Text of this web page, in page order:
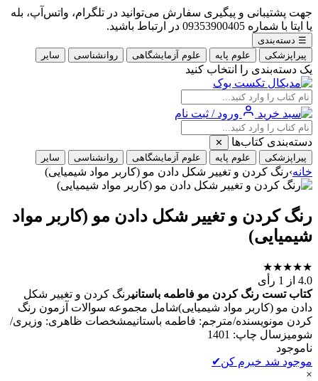
جهت پشتیبانی و پیگیری سفارش می‌توانید در تلگرام، واتس‌آپ، بله
یا ایتا با شماره 09353900405 در ارتباط باشید.
☰ دسته‌بندی
پیراپزشکی
علوم پایه علوم آزمایشگاهی روانشناسی سایر
یک دسته‌بندی را انتخاب کنید
ورود / ثبت نام
دسته‌بندی کتاب‌ها
✕
پیراپزشکی
علوم پایه علوم آزمایشگاهی روانشناسی سایر
خانه›رنگ کردن و تغییر شکل دادن مو (کاربر مواد شیمیایی)
رنگ کردن و تغییر شکل دادن مو (کاربر مواد
شیمیایی)
★
★
★
★
★
4.0 از 1 رأی
کتاب تست رنگ کردن مو فاطمه باستانیرنگ کردن و تغییر شکل
دادن مو (کاربر مواد شیمیایی)شامل مجموعه سوالات آزمون رنگ
کردن مونویسنده/مترجم: فاطمه باستانیمشخصات ظاهری: وزیری/
شومیزسال چاپ: 1401
ناموجود
موجود شد خبرم کن✔
×